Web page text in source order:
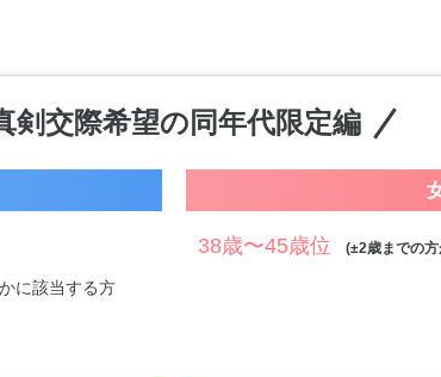
剣交際希望の同年代限定編
に該当する方
38歳〜45歳位 (±2歳までの方